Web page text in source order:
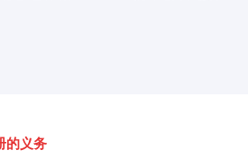
义务